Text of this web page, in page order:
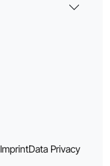
ImprintData Privacy